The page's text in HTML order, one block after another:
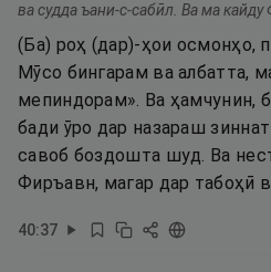
ва судда ъани-с-сабӣл. Ва ма
(Ба) роҳ (дар)-ҳои осмонҳо,
Мӯсо бингарам ва албатта,
мепиндорам». Ва ҳамчунин,
бади ӯро дар назараш
савоб боздошта шуд. Ва
Фиръавн, магар дар табоҳӣ
40:37